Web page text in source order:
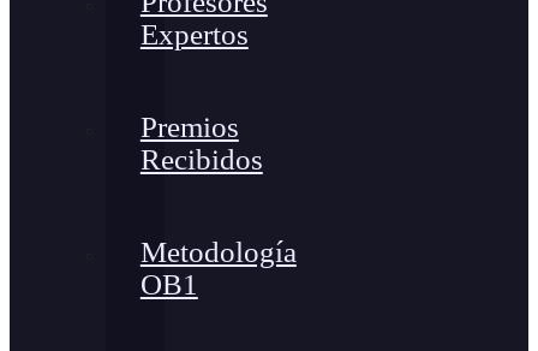
Expertos
Premios
Recibidos
Metodología
OB1